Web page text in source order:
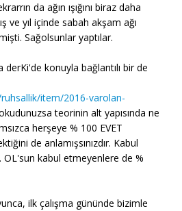
da ağın ışığını biraz daha
ve yıl içinde sabah akşam ağı
Sağolsunlar yaptılar.
derKi'de konuyla bağlantılı bir de
item/2016-varolan-
okudunuzsa teorinin alt yapısında ne
herşeye % 100 EVET
de anlamışsınızdır. Kabul
kabul etmeyenlere de %
ilk çalışma gününde bizimle